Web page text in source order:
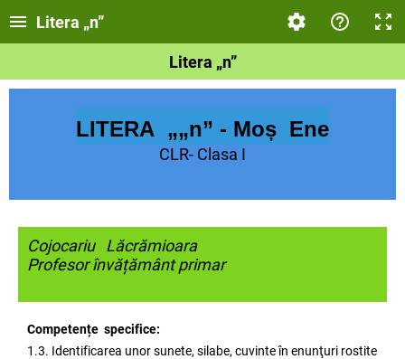
Litera „n”
Litera „n”
LITERA „„n” - Moș Ene
CLR- Clasa I
Cojocariu Lăcrămioara
Profesor învățământ primar
Competențe specifice:
1.3. Identificarea unor sunete, silabe, cuvinte în enunţuri rostite